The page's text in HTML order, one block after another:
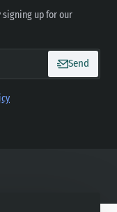
up for our
Send